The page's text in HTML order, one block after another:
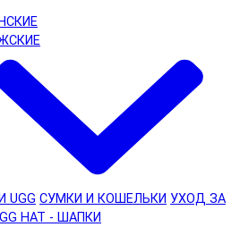
UGG СУМКИ И КОШЕЛЬКИ УХОД ЗА
HAT - ШАПКИ